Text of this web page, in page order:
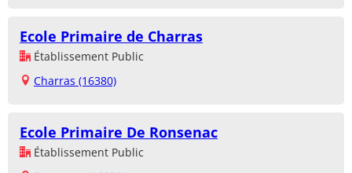
Ecole Primaire de Charras
Établissement Public
Charras (16380)
Ecole Primaire De Ronsenac
Établissement Public